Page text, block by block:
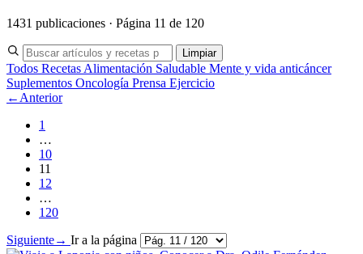
1431 publicaciones · Página 11 de 120
Limpiar
Todos Recetas Alimentación Saludable Mente y vida anticáncer
Suplementos Oncología Prensa Ejercicio
← Anterior
1
…
10
11
12
…
120
Siguiente→ Ir a la página